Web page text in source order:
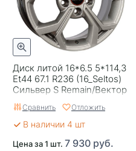
Replica
Завод изготовитель
Диск литой 16*6.5 5*114,3
Et44 67.1 R236 (16_Seltos)
Сильвер S Remain/Вектор
Сравнить Отложить
В наличии 4 шт
Цена за 1 шт. 7 930 руб.